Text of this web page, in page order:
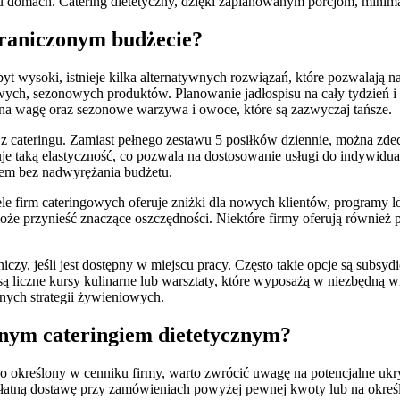
budżecie?
wysoki, istnieje kilka alternatywnych rozwiązań, które pozwalają
sezonowych produktów. Planowanie jadłospisu na cały
oraz sezonowe warzywa i owoce, które są zazwyczaj tańsze.
Zamiast pełnego zestawu 5 posiłków dziennie, można
taką elastyczność, co pozwala na dostosowanie usługi do
bez nadwyrężania budżetu.
firm cateringowych oferuje zniżki dla nowych klientów, programy
przynieść znaczące oszczędności. Niektóre firmy oferują
jeśli jest dostępny w miejscu pracy. Często takie opcje są
liczne kursy kulinarne lub warsztaty, które wyposażą w niezbędną
strategii żywieniowych.
cateringiem dietetycznym?
określony w cenniku firmy, warto zwrócić uwagę na potencjalne
dostawę przy zamówieniach powyżej pewnej kwoty lub na